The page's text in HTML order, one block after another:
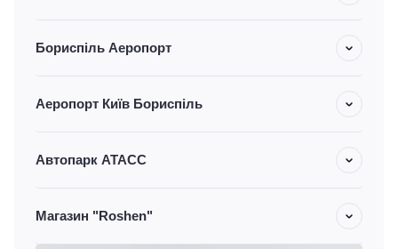
Бориспіль Аеропорт
Аеропорт Київ Бориспіль
Автопарк АТАСС
Магазин "Roshen"